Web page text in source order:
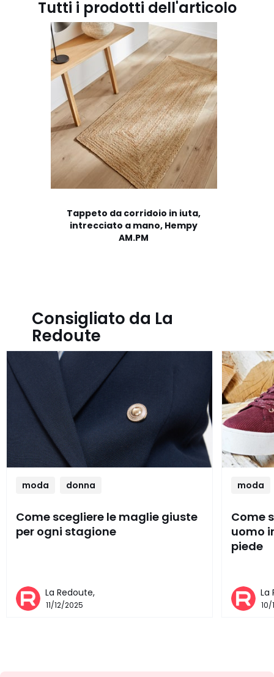
Tutti i prodotti dell'articolo
Tappeto da corridoio in iuta,
intrecciato a mano, Hempy
AM.PM
Consigliato da La
Redoute
moda donna
Come scegliere le maglie giuste
per ogni stagione
La Redoute,
11/12/2025
moda
Come
uomo
piede
La